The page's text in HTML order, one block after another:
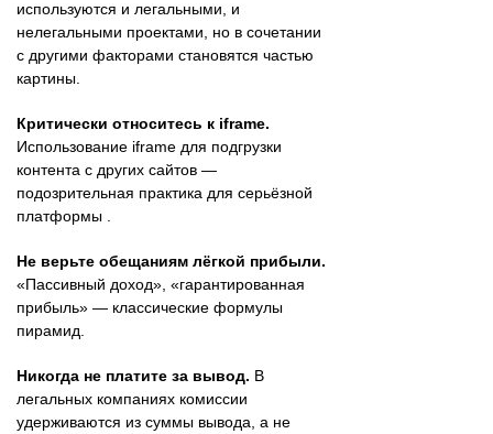
используются и легальными, и
нелегальными проектами, но в сочетании
с другими факторами становятся частью
картины.
Критически относитесь к iframe.
Использование iframe для подгрузки
контента с других сайтов —
подозрительная практика для серьёзной
платформы .
Не верьте обещаниям лёгкой прибыли.
«Пассивный доход», «гарантированная
прибыль» — классические формулы
пирамид.
Никогда не платите за вывод. В
легальных компаниях комиссии
удерживаются из суммы вывода, а не